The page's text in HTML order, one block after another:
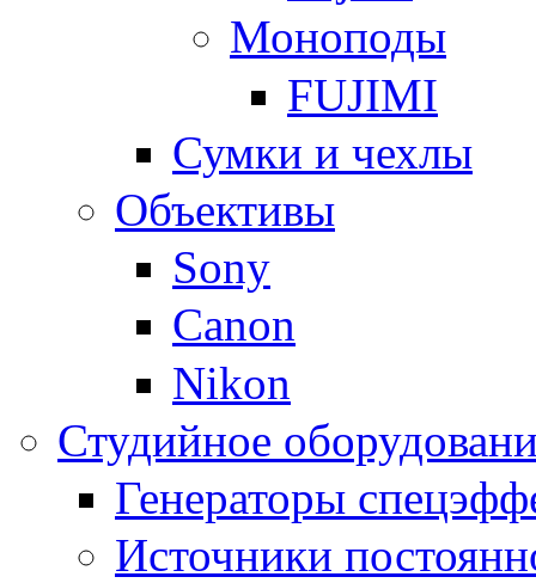
Моноподы
FUJIMI
Сумки и чехлы
Объективы
Sony
Canon
Nikon
Студийное
Генераторы
Источники